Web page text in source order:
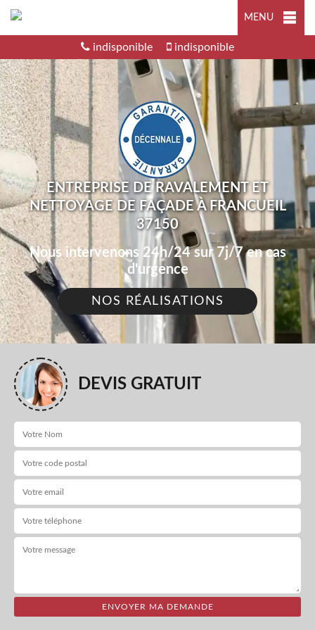
MENU
indisponible indisponible
ENTREPRISE DE RAVALEMENT ET
NETTOYAGE DE FAÇADE À FRANCUEIL
37150
Nous intervenons 24h/24 sur 7j/7 en cas
d'urgence
NOS RÉALISATIONS
DEVIS GRATUIT